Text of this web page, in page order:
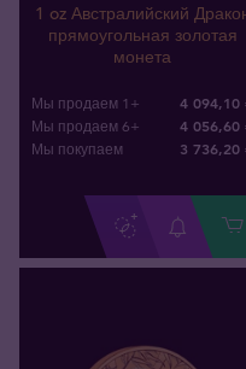
1 oz Австралийский
прямоугольная золотая
монета
Мы продаем 1+ 4 094,10
Мы продаем 6+ 4 056,60
Мы покупаем 3 736,20